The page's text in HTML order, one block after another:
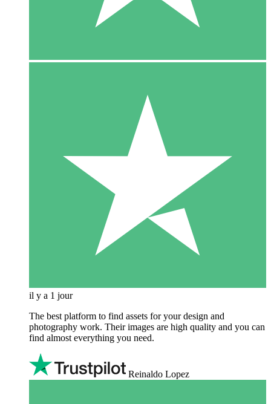
il y a 1 jour
The best platform to find assets for your design and
photography work. Their images are high quality and you can
find almost everything you need.
Reinaldo Lopez